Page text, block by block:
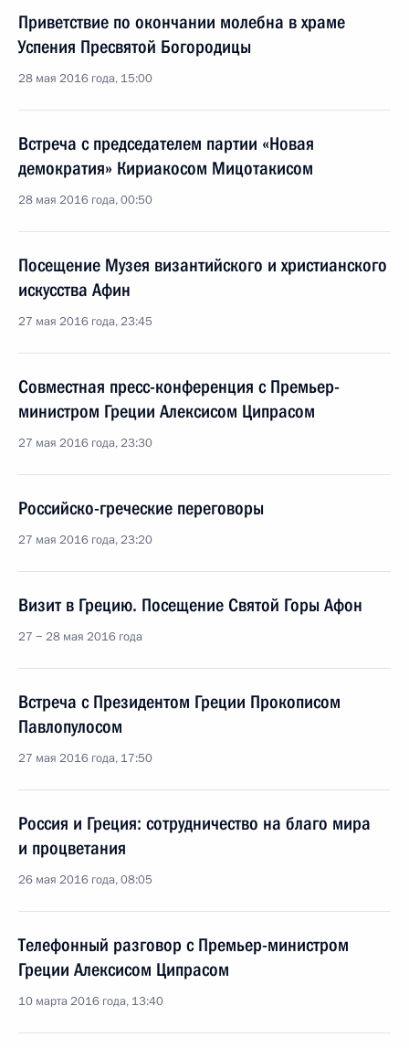
Приветствие по окончании молебна в храме
Успения Пресвятой Богородицы
28 мая 2016 года, 15:00
Встреча с председателем партии «Новая
демократия» Кириакосом Мицотакисом
28 мая 2016 года, 00:50
Посещение Музея византийского и христианского
искусства Афин
27 мая 2016 года, 23:45
Совместная пресс-конференция с Премьер-
министром Греции Алексисом Ципрасом
27 мая 2016 года, 23:30
Российско-греческие переговоры
27 мая 2016 года, 23:20
Визит в Грецию. Посещение Святой Горы Афон
27 − 28 мая 2016 года
Встреча с Президентом Греции Прокописом
Павлопулосом
27 мая 2016 года, 17:50
Россия и Греция: сотрудничество на благо мира
и процветания
26 мая 2016 года, 08:05
Телефонный разговор с Премьер-министром
Греции Алексисом Ципрасом
10 марта 2016 года, 13:40